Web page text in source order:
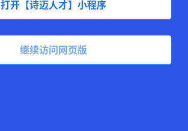
打开【诗迈人才】小程序
继续访问网页版